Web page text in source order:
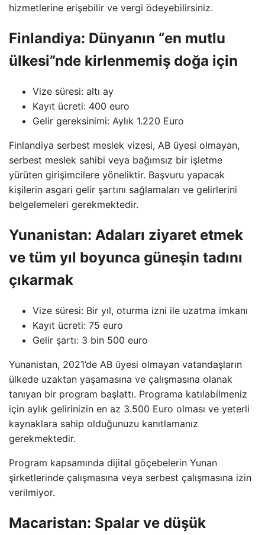
hizmetlerine erişebilir ve vergi ödeyebilirsiniz.
Finlandiya: Dünyanın “en mutlu
ülkesi”nde kirlenmemiş doğa için
Vize süresi: altı ay
Kayıt ücreti: 400 euro
Gelir gereksinimi: Aylık 1.220 Euro
Finlandiya serbest meslek vizesi, AB üyesi olmayan,
serbest meslek sahibi veya bağımsız bir işletme
yürüten girişimcilere yöneliktir. Başvuru yapacak
kişilerin asgari gelir şartını sağlamaları ve gelirlerini
belgelemeleri gerekmektedir.
Yunanistan: Adaları ziyaret etmek
ve tüm yıl boyunca güneşin tadını
çıkarmak
Vize süresi: Bir yıl, oturma izni ile uzatma imkanı
Kayıt ücreti: 75 euro
Gelir şartı: 3 bin 500 euro
Yunanistan, 2021’de AB üyesi olmayan vatandaşların
ülkede uzaktan yaşamasına ve çalışmasına olanak
tanıyan bir program başlattı. Programa katılabilmeniz
için aylık gelirinizin en az 3.500 Euro olması ve yeterli
kaynaklara sahip olduğunuzu kanıtlamanız
gerekmektedir.
Program kapsamında dijital göçebelerin Yunan
şirketlerinde çalışmasına veya serbest çalışmasına izin
verilmiyor.
Macaristan: Spalar ve düşük